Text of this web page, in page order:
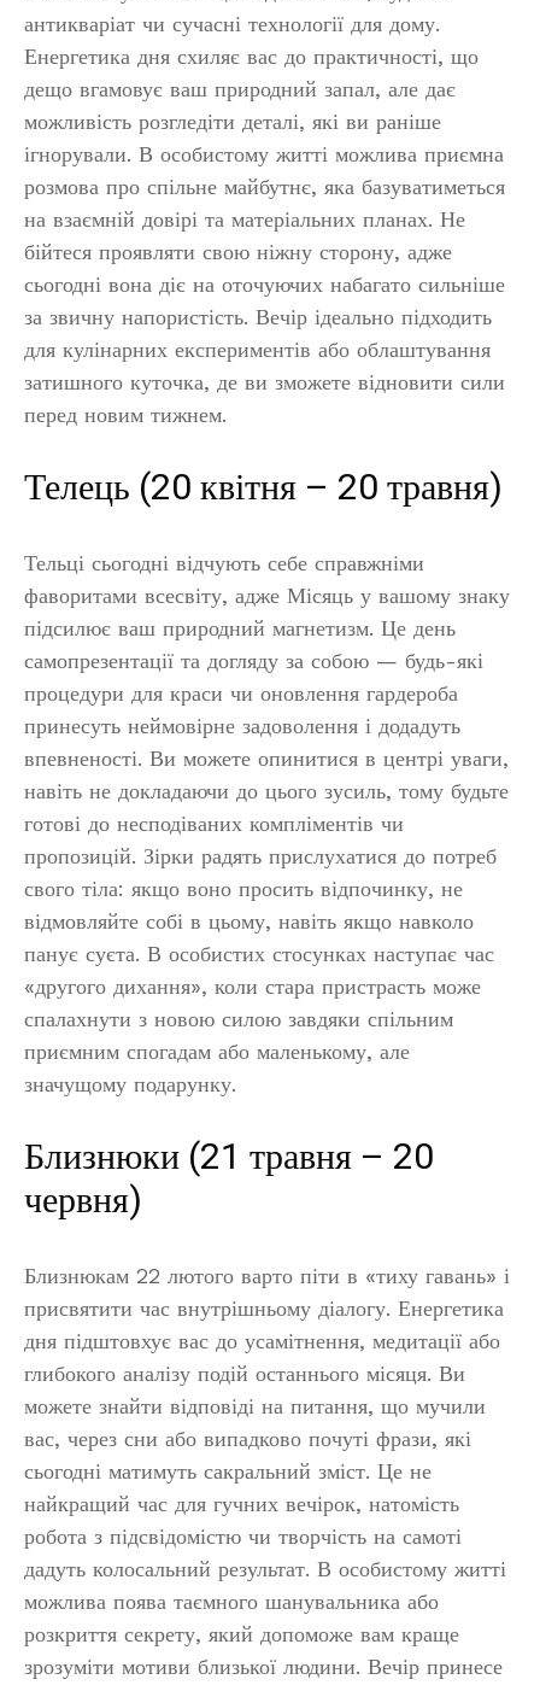
антикваріат чи сучасні технології для дому.
Енергетика дня схиляє вас до практичності, що
дещо вгамовує ваш природний запал, але дає
можливість розгледіти деталі, які ви раніше
ігнорували. В особистому житті можлива приємна
розмова про спільне майбутнє, яка базуватиметься
на взаємній довірі та матеріальних планах. Не
бійтеся проявляти свою ніжну сторону, адже
сьогодні вона діє на оточуючих набагато сильніше
за звичну напористість. Вечір ідеально підходить
для кулінарних експериментів або облаштування
затишного куточка, де ви зможете відновити сили
перед новим тижнем.
Телець (20 квітня – 20 травня)
Тельці сьогодні відчують себе справжніми
фаворитами всесвіту, адже Місяць у вашому знаку
підсилює ваш природний магнетизм. Це день
самопрезентації та догляду за собою — будь-які
процедури для краси чи оновлення гардероба
принесуть неймовірне задоволення і додадуть
впевненості. Ви можете опинитися в центрі уваги,
навіть не докладаючи до цього зусиль, тому будьте
готові до несподіваних компліментів чи
пропозицій. Зірки радять прислухатися до потреб
свого тіла: якщо воно просить відпочинку, не
відмовляйте собі в цьому, навіть якщо навколо
панує суєта. В особистих стосунках наступає час
«другого дихання», коли стара пристрасть може
спалахнути з новою силою завдяки спільним
приємним спогадам або маленькому, але
значущому подарунку.
Близнюки (21 травня – 20
червня)
Близнюкам 22 лютого варто піти в «тиху гавань» і
присвятити час внутрішньому діалогу. Енергетика
дня підштовхує вас до усамітнення, медитації або
глибокого аналізу подій останнього місяця. Ви
можете знайти відповіді на питання, що мучили
вас, через сни або випадково почуті фрази, які
сьогодні матимуть сакральний зміст. Це не
найкращий час для гучних вечірок, натомість
робота з підсвідомістю чи творчість на самоті
дадуть колосальний результат. В особистому житті
можлива поява таємного шанувальника або
розкриття секрету, який допоможе вам краще
зрозуміти мотиви близької людини. Вечір принесе